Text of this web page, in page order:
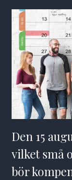
Den 15
vilket små
bör